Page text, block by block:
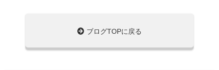
ブログTOPに戻る